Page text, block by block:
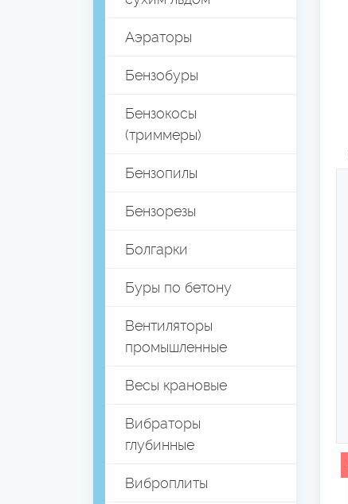
Аэраторы
Бензобуры
Бензокосы
(триммеры)
Бензопилы
Бензорезы
Болгарки
Буры по бетону
Вентиляторы
промышленные
Весы крановые
Вибраторы
глубинные
Виброплиты